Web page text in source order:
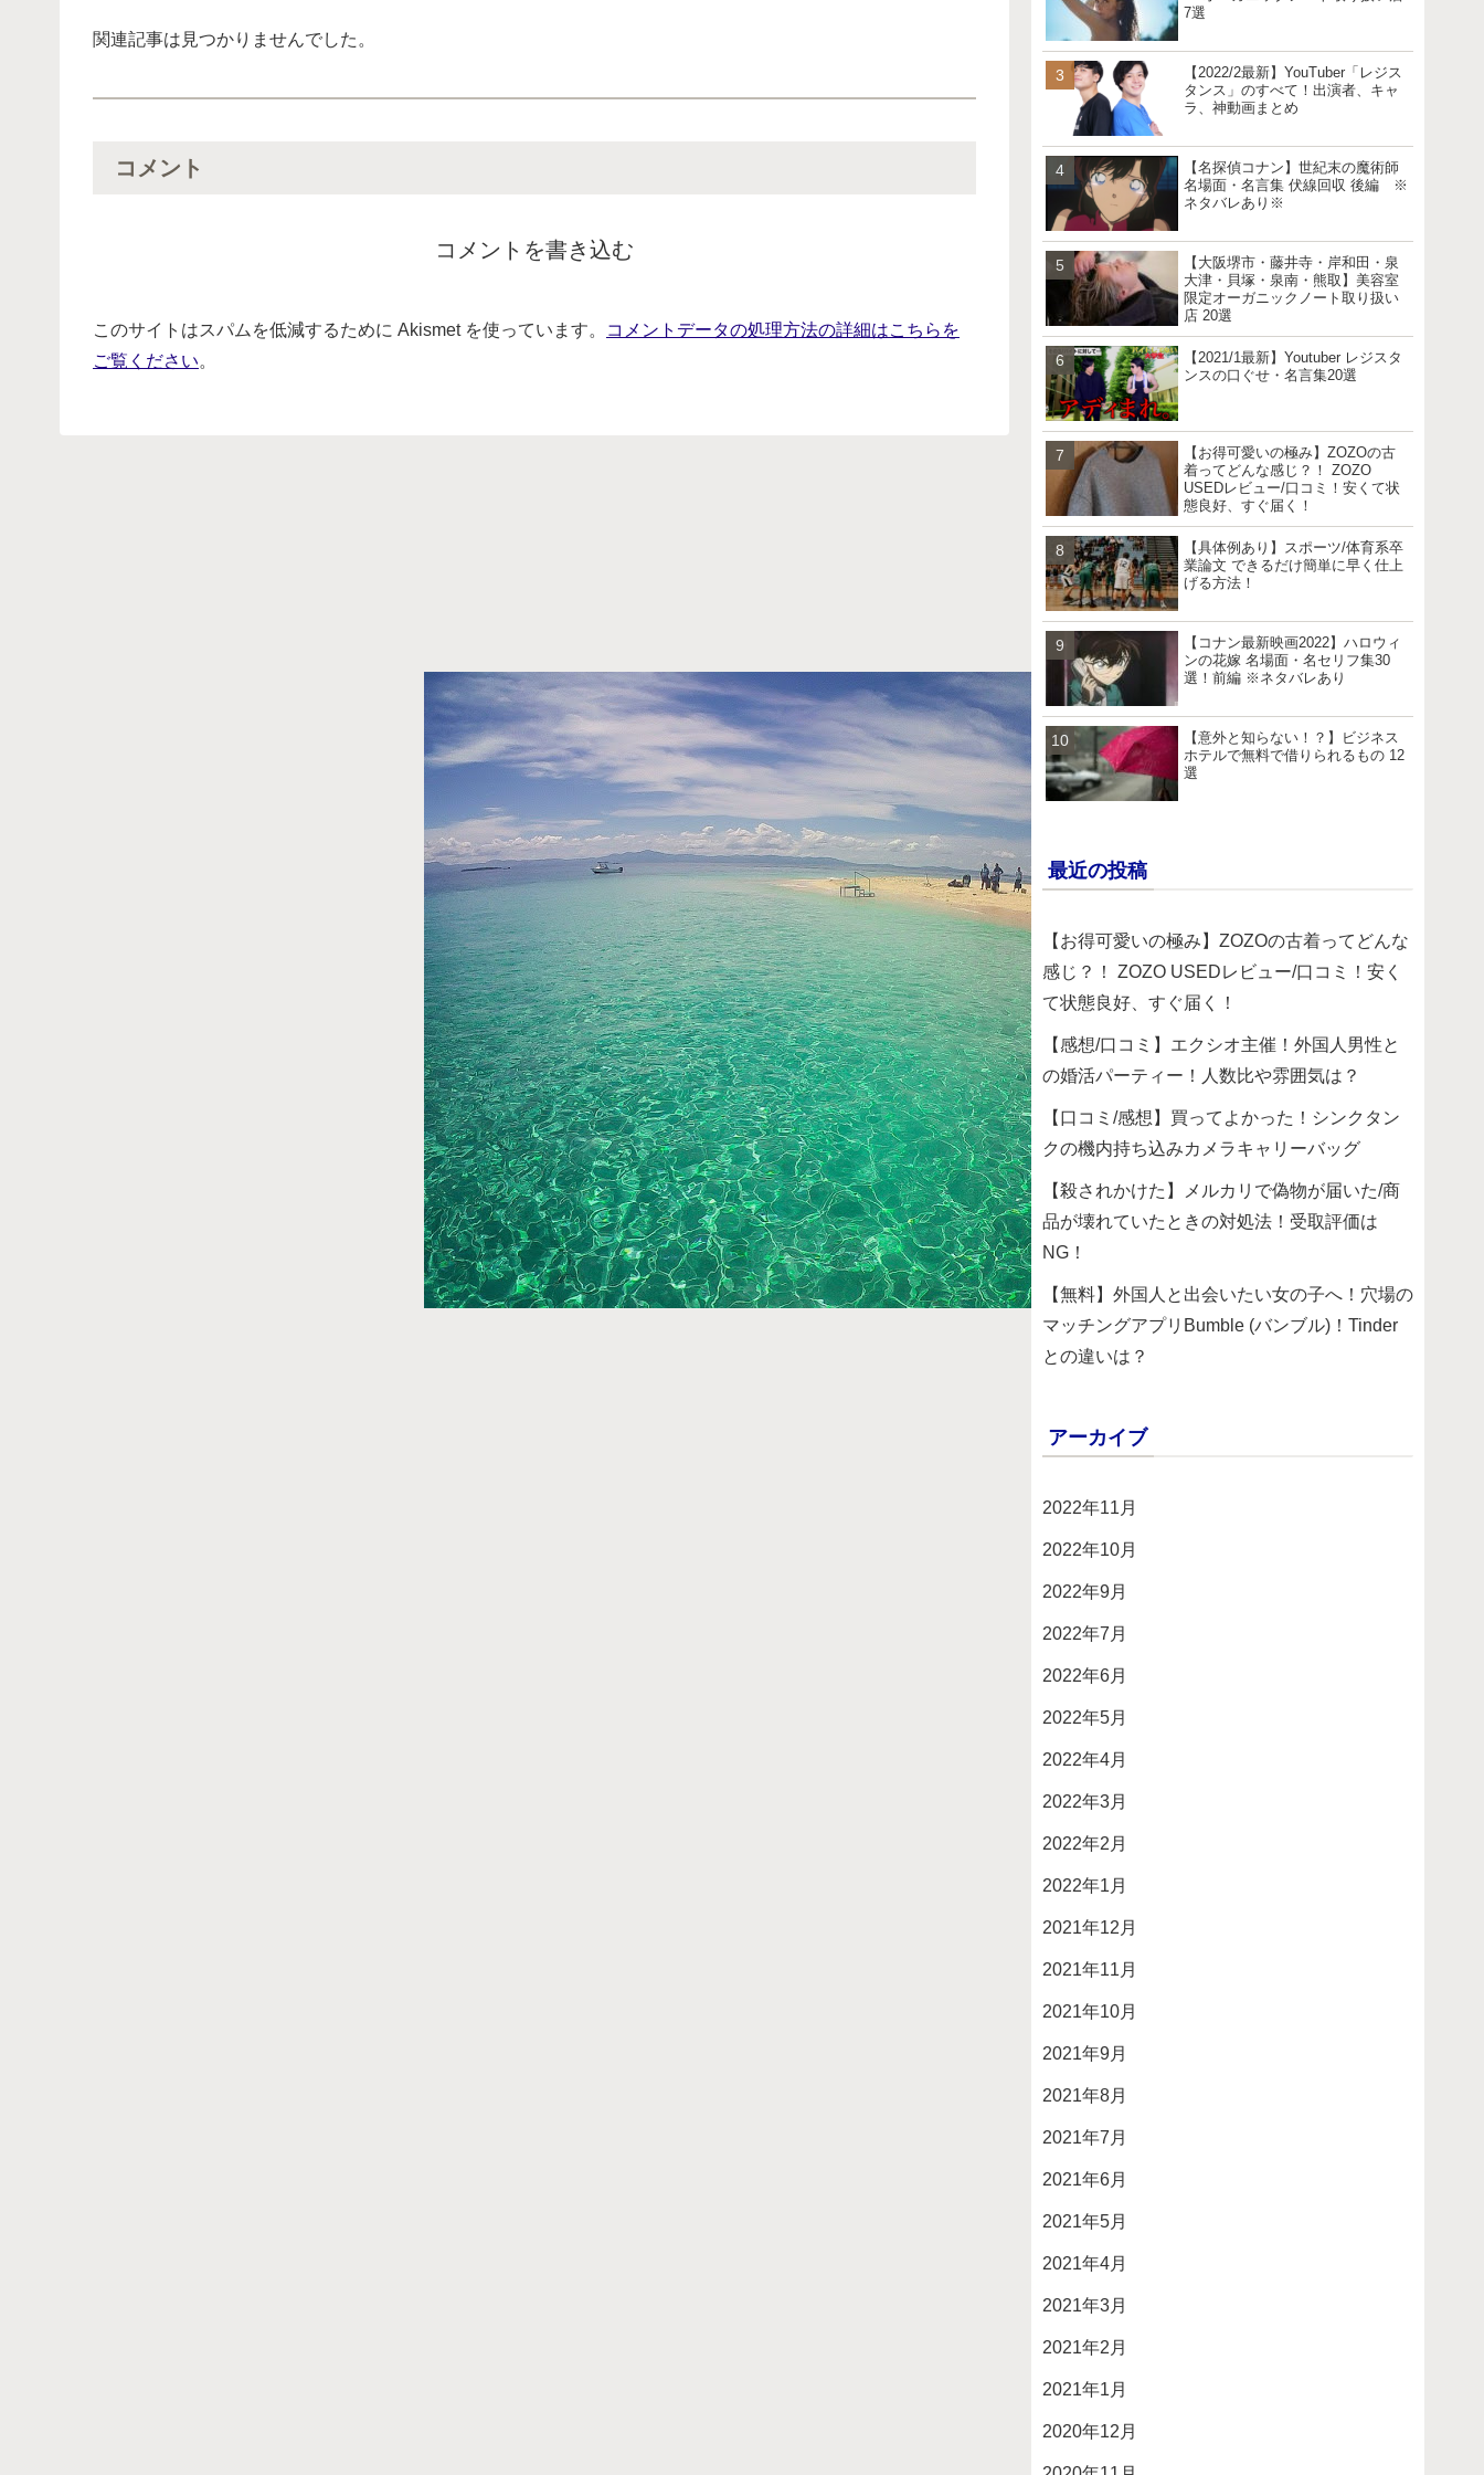
関連記事は見つかりませんでした。
コメント
コメントを書き込む
このサイトはスパムを低減するために Akismet を使っています。
コメントデータの処理方法の詳細はこちらを
ご覧ください。
7選
【2022/2最新】YouTuber「レジス
タンス」のすべて！出演者、キャ
ラ、神動画まとめ
【名探偵コナン】世紀末の魔術師
名場面・名言集 伏線回収 後編 ※
ネタバレあり※
【大阪堺市・藤井寺・岸和田・泉
大津・貝塚・泉南・熊取】美容室
限定オーガニックノート取り扱い
店 20選
【2021/1最新】Youtuber レジスタ
ンスの口ぐせ・名言集20選
【お得可愛いの極み】ZOZOの古
着ってどんな感じ？！ ZOZO
USEDレビュー/口コミ！安くて状
態良好、すぐ届く！
【具体例あり】スポーツ/体育系卒
業論文 できるだけ簡単に早く仕上
げる方法！
【コナン最新映画2022】ハロウィ
ンの花嫁 名場面・名セリフ集30
選！前編 ※ネタバレあり
【意外と知らない！？】ビジネス
ホテルで無料で借りられるもの 12
選
最近の投稿
【お得可愛いの極み】ZOZOの古着ってどんな
感じ？！ ZOZO USEDレビュー/口コミ！安く
て状態良好、すぐ届く！
【感想/口コミ】エクシオ主催！外国人男性と
の婚活パーティー！人数比や雰囲気は？
【口コミ/感想】買ってよかった！シンクタン
クの機内持ち込みカメラキャリーバッグ
【殺されかけた】メルカリで偽物が届いた/商
品が壊れていたときの対処法！受取評価は
NG！
【無料】外国人と出会いたい女の子へ！穴場の
マッチングアプリBumble (バンブル)！Tinder
との違いは？
アーカイブ
2022年11月
2022年10月
2022年9月
2022年7月
2022年6月
2022年5月
2022年4月
2022年3月
2022年2月
2022年1月
2021年12月
2021年11月
2021年10月
2021年9月
2021年8月
2021年7月
2021年6月
2021年5月
2021年4月
2021年3月
2021年2月
2021年1月
2020年12月